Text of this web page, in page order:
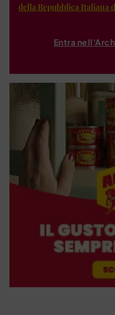
della Repubblica Italiana
Entra